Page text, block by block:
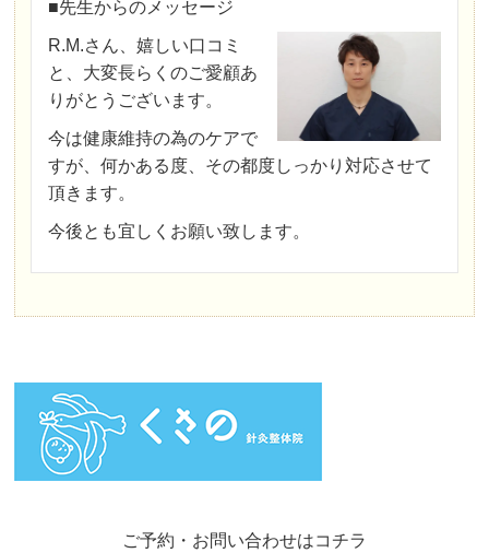
■先生からのメッセージ
R.M.さん、嬉しい口コミ
と、大変長らくのご愛顧あ
りがとうございます。
今は健康維持の為のケアで
すが、何かある度、その都度しっかり対応させて
頂きます。
今後とも宜しくお願い致します。
ご予約・お問い合わせはコチラ